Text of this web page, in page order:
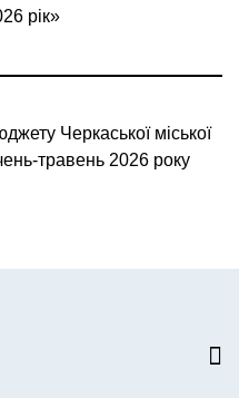
рік»
Черкаської міської
травень 2026 року